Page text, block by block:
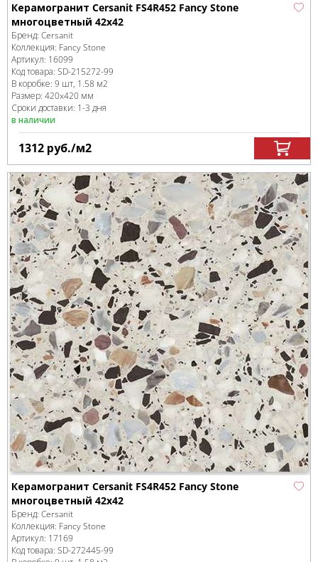
Керамогранит Cersanit FS4R452 Fancy Stone
многоцветный 42x42
Бренд: Cersanit
Коллекция: Fancy Stone
Артикул: 16099
Код товара: SD-215272-99
В коробке: 9 шт, 1.58 м2
Размер: 420x420 мм
Сроки доставки: 1-3 дня
в наличии
1312 руб./м2
Керамогранит Cersanit FS4R452 Fancy Stone
многоцветный 42x42
Бренд: Cersanit
Коллекция: Fancy Stone
Артикул: 17169
Код товара: SD-272445-99